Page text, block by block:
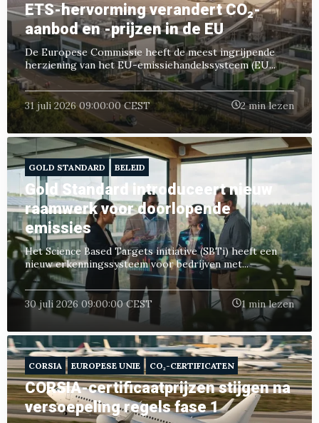
ETS-hervorming verandert CO₂-
aanbod en -prijzen in de EU
De Europese Commissie heeft de meest ingrijpende
herziening van het EU-emissiehandelssysteem (EU...
31 juli 2026 09:00:00 CEST 2 min lezen
GOLD STANDARD BELEID
Gold Standard introduceert nieuw
raamwerk voor doorlopende
emissies
Het Science Based Targets initiative (SBTi) heeft een
nieuw erkenningssysteem voor bedrijven met...
30 juli 2026 09:00:00 CEST 1 min lezen
CORSIA EUROPESE UNIE CO₂-CERTIFICATEN
CORSIA-certificaatprijzen stijgen na
versoepeling regels fase 1